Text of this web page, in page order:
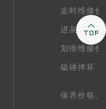
走时维修价
进灰、起雾
划痕维修价
磕碰摔坏
保养价格、
